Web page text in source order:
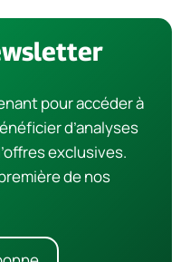
pour accéder à
d’analyses
exclusives.
de nos